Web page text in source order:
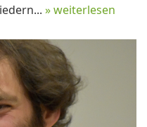
» weiterlesen